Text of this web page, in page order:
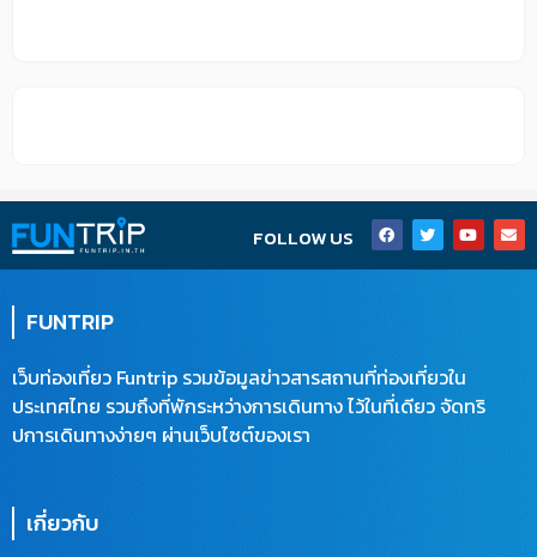
FOLLOW US F
a
c
e
T
w
i
t
Y
o
u
t
E
n
v
e
FUNTRIP
เว็บท่องเที่ยว Funtrip รวมข้อมูลข่าวสารสถานที่ท่องเที่ยวใน
ประเทศไทย รวมถึงที่พักระหว่างการเดินทาง ไว้ในที่เดียว จัดทริ
ปการเดินทางง่ายๆ ผ่านเว็บไซต์ของเรา
เกี่ยวกับ